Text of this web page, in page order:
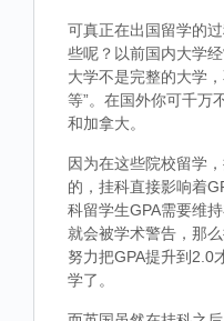
可真正在出国留学的
些呢？以前国内大学
大学不是完整的大学
等”。在国外你可千万
和加拿大。
因为在这些院校留学
的，挂科直接影响着
科留学生GPA需要维
就会被学术警告，那
努力把GPA提升到2.0
学了。